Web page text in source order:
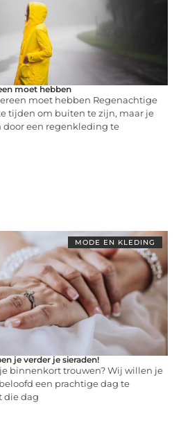
moet hebben
moet hebben Regenachtige
tijden om buiten te zijn, maar je
een regenkleding te
MODE EN KLEDING
je verder je sieraden!
binnenkort trouwen? Wij willen je
een prachtige dag te
die dag